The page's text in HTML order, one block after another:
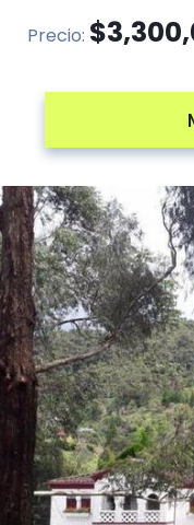
Precio: